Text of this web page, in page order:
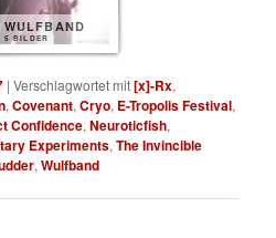
WULFBAND
5 BILDER
|Verschlagwortet mit[x]-Rx,
,Covenant,Cryo, E-Tropolis Festival,
Confidence,Neuroticfish,
Experiments,The Invincible
,Wulfband